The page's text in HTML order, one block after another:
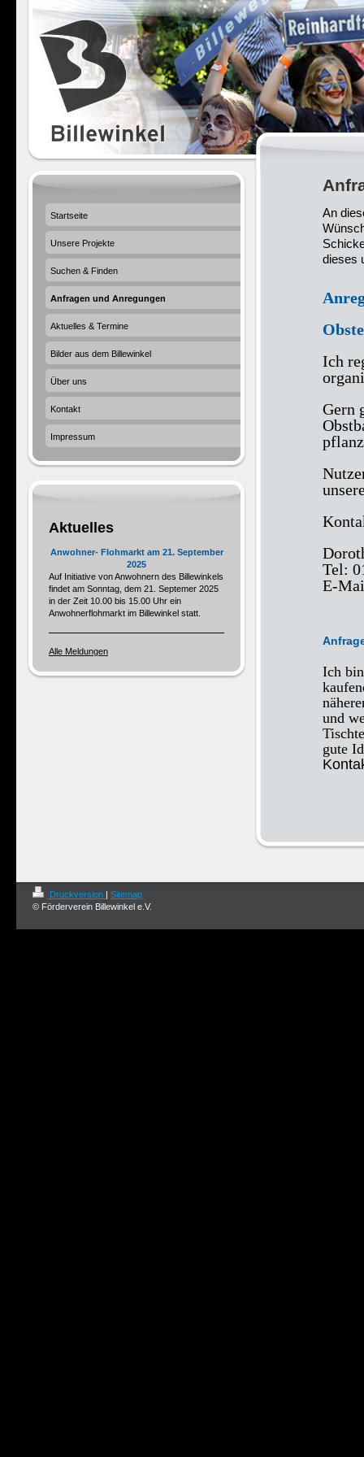
An
dieses
Ich
Gern
Tel:
E-
Ich
und
gute
Startseite
Unsere Projekte
Suchen & Finden
Anfragen und Anregungen
Aktuelles & Termine
Bilder aus dem Billewinkel
Über uns
Kontakt
Impressum
Aktuelles
Anwohner- Flohmarkt am 21. September
2025
Auf Initiative von Anwohnern des Billewinkels
findet am Sonntag, dem 21. Septemer 2025
in der Zeit 10.00 bis 15.00 Uhr ein
Anwohnerflohmarkt im Billewinkel statt.
Alle Meldungen
Druckversion | Sitemap
© Förderverein Billewinkel e.V.